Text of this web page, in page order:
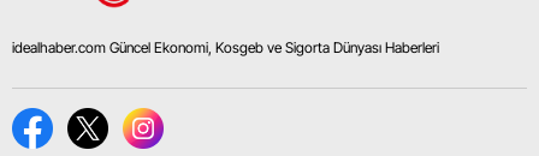
idealhaber.com Güncel Ekonomi, Kosgeb ve Sigorta Dünyası Haberleri